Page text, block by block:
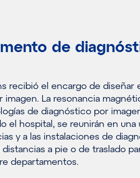
de
recibió el encargo de diseñar
La resonancia
de diagnóstico por
el hospital, se reunirán en una
y a las instalaciones de
a pie o de traslado
departamentos.